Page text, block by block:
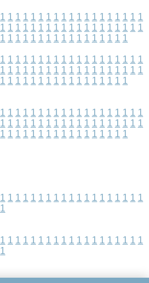
1 1 1 1 1 1 1 1 1 1 1 1 1 1 1 1 1 1 1
1 1 1 1 1 1 1 1 1 1 1 1 1 1 1 1 1 1 1
1 1 1 1 1 1 1 1 1 1 1 1 1 1 1 1 1
1 1 1 1 1 1 1 1 1 1 1 1 1 1 1 1 1 1 1
1 1 1 1 1 1 1 1 1 1 1 1 1 1 1 1 1 1 1
1 1 1 1 1 1 1 1 1 1 1 1 1 1 1 1 1
1 1 1 1 1 1 1 1 1 1 1 1 1 1 1 1 1 1 1
1 1 1 1 1 1 1 1 1 1 1 1 1 1 1 1 1 1 1
1 1 1 1 1 1 1 1 1 1 1 1 1 1 1 1 1
1 1 1 1 1 1 1 1 1 1 1 1 1 1 1 1 1 1 1
1
1 1 1 1 1 1 1 1 1 1 1 1 1 1 1 1 1 1 1
1